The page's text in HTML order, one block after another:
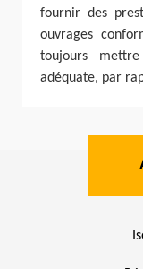
fournir des
ouvrages
toujours
adéquate, par